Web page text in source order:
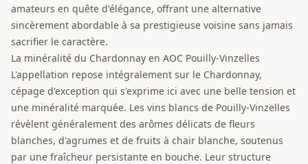
amateurs en quête d'élégance, offrant une alternative
sincèrement abordable à sa prestigieuse voisine sans jamais
sacrifier le caractère.
La minéralité du Chardonnay en AOC Pouilly-Vinzelles
L'appellation repose intégralement sur le Chardonnay,
cépage d'exception qui s'exprime ici avec une belle tension et
une minéralité marquée. Les vins blancs de Pouilly-Vinzelles
révèlent généralement des arômes délicats de fleurs
blanches, d'agrumes et de fruits à chair blanche, soutenus
par une fraîcheur persistante en bouche. Leur structure